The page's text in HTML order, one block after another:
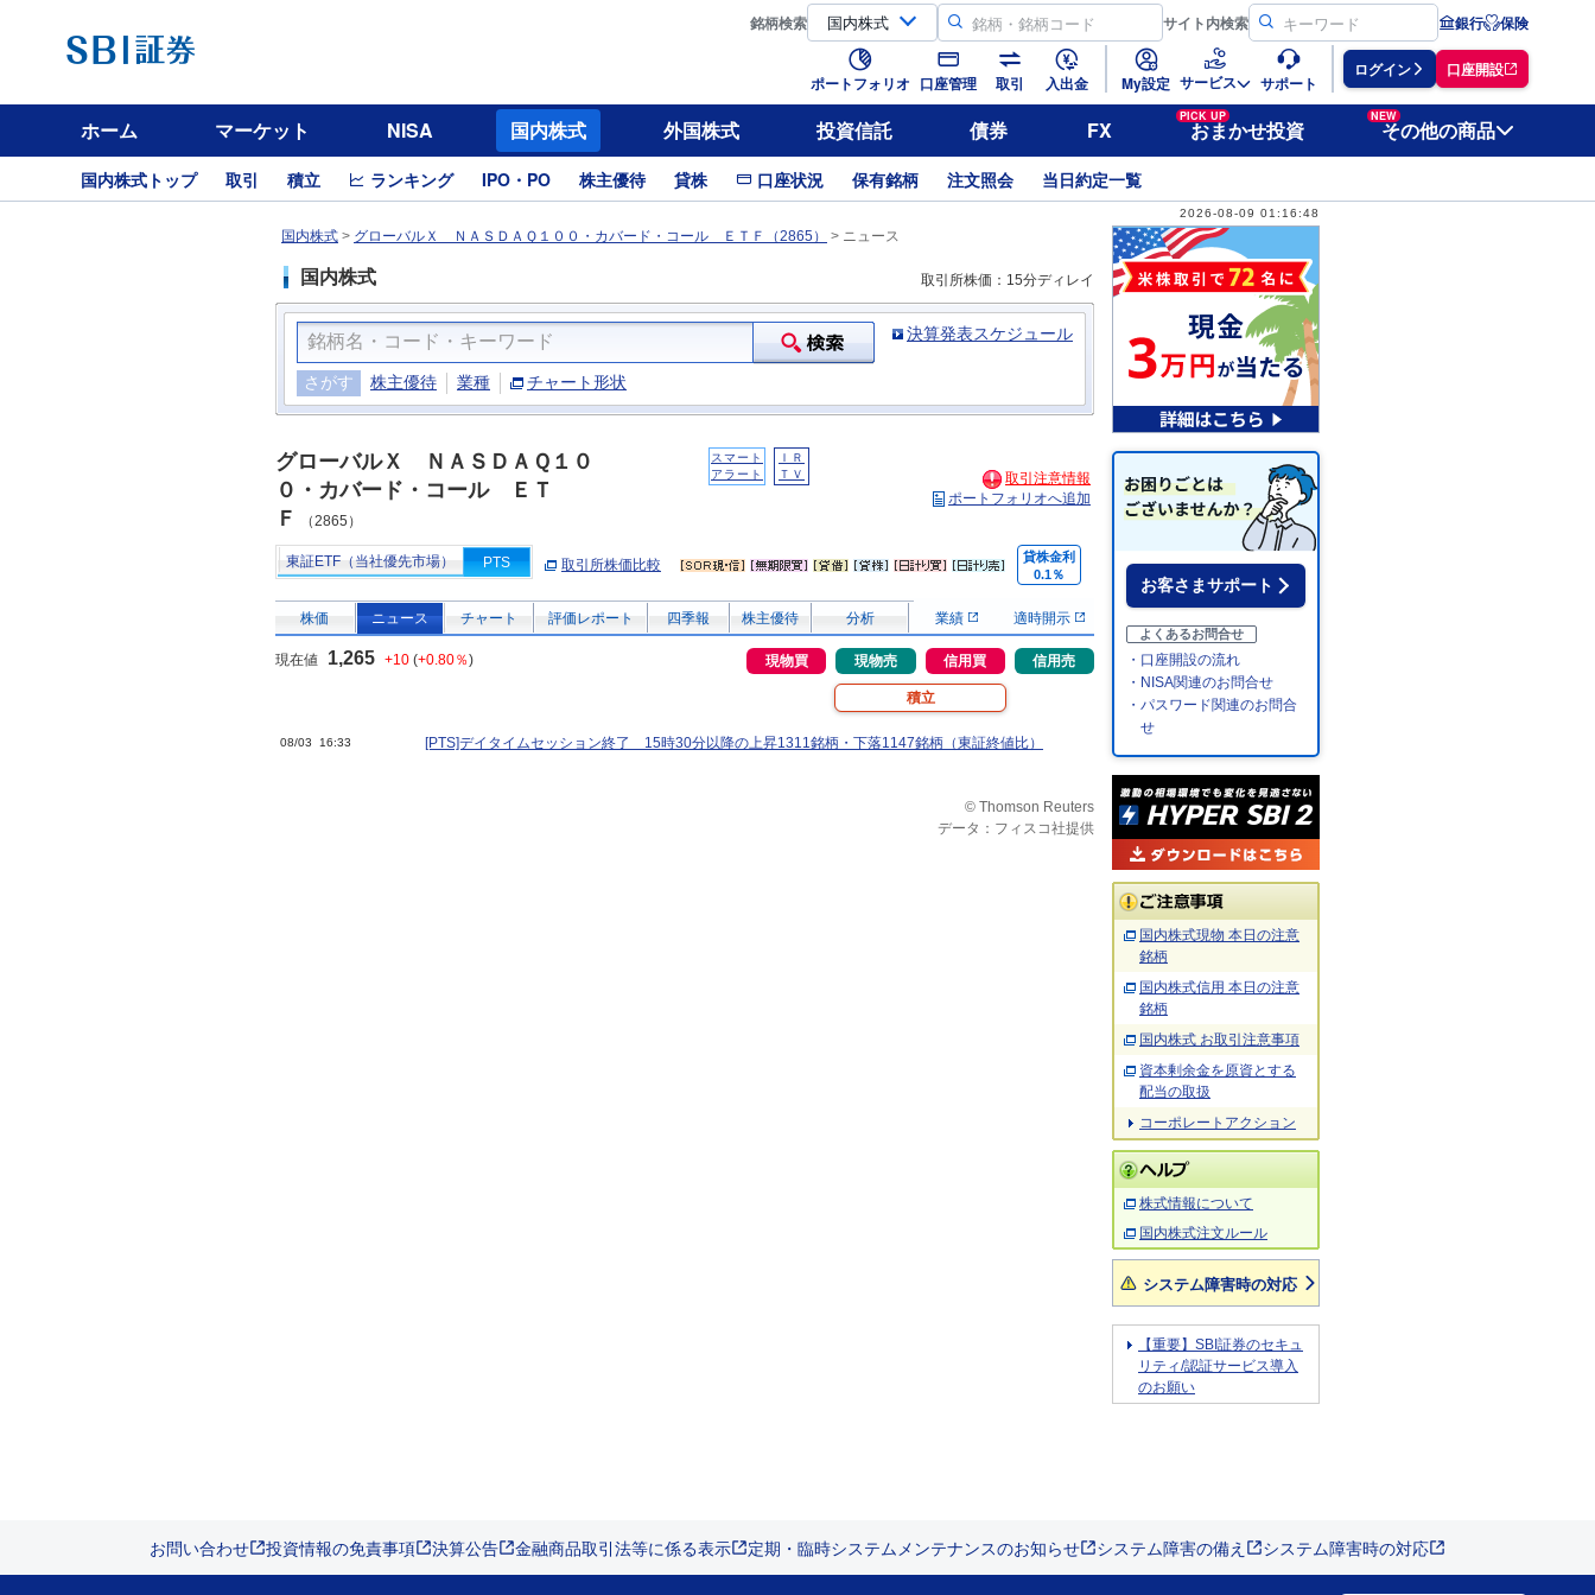
銘柄検索 サイト内検索 銀行 保険
ポートフォリオ 口座管理 取引 入出金 My設定 サービス サポート
ログイン 口座開設
ホーム マーケット NISA 国内株式 外国株式 投資信託 債券 FX
PICK UP
おまかせ投資
NEW
その他の商品
国内株式トップ 取引 積立 ランキング IPO・PO 株主優待 貸株 口座状況 保有銘柄 注文照会 当日約定一覧
2026-08-09 01:16:48
国内株式 > グローバルＸ ＮＡＳＤＡＱ１００・カバード・コール ＥＴＦ（2865） > ニュース
国内株式 取引所株価：15分ディレイ
決算発表スケジュール
さがす 株主優待 業種 チャート形状
グローバルＸ ＮＡＳＤＡＱ１０
０・カバード・コール ＥＴ
Ｆ
（2865）
スマート
アラート
ＩＲ
ＴＶ
取引注意情報
ポートフォリオへ追加
東証ETF（当社優先市場） PTS 取引所株価比較
貸株金利
0.1％
株価 ニュース チャート 評価レポート 四季報 株主優待 分析 業績 適時開示
現在値 1,265 +10 (+0.80％) 現物買 現物売 信用買 信用売
積立
08/03 16:33 [PTS]デイタイムセッション終了 15時30分以降の上昇1311銘柄・下落1147銘柄（東証終値比）
© Thomson Reuters
データ：フィスコ社提供
お客さまサポート
よくあるお問合せ
・口座開設の流れ
・NISA関連のお問合せ
・パスワード関連のお問合
せ
国内株式現物 本日の注意
銘柄
国内株式信用 本日の注意
銘柄
国内株式 お取引注意事項
資本剰余金を原資とする
配当の取扱
コーポレートアクション
株式情報について
国内株式注文ルール
システム障害時の対応
【重要】SBI証券のセキュ
リティ/認証サービス導入
のお願い
お問い合わせ 投資情報の免責事項 決算公告 金融商品取引法等に係る表示 定期・臨時システムメンテナンスのお知らせ システム障害の備え システム障害時の対応